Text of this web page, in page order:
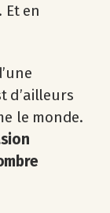
. Et en
d’ailleurs
le monde.